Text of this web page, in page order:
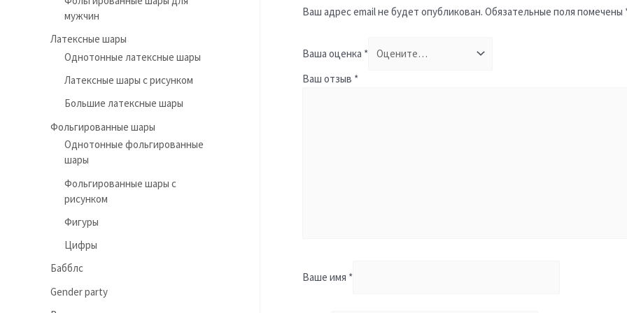
мужчин
Латексные шары
Однотонные латексные шары
Латексные шары с рисунком
Большие латексные шары
Фольгированные шары
Однотонные фольгированные
шары
Фольгированные шары с
рисунком
Фигуры
Цифры
Бабблс
Gender party
Ваш адрес email не будет опубликован. Обязательные поля помечены
Ваша оценка *
Ваш отзыв *
Ваше имя *